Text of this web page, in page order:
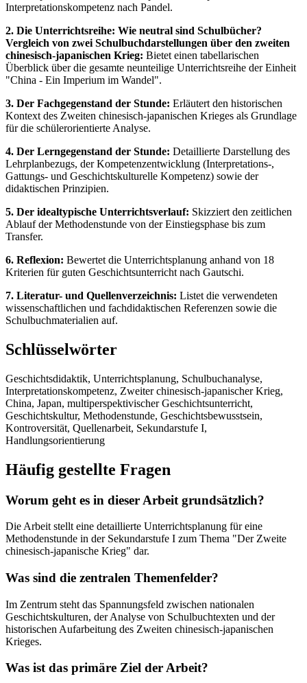
Interpretationskompetenz nach Pandel.
2. Die Unterrichtsreihe: Wie neutral sind Schulbücher?
Vergleich von zwei Schulbuchdarstellungen über den zweiten
chinesisch-japanischen Krieg: Bietet einen tabellarischen
Überblick über die gesamte neunteilige Unterrichtsreihe der Einheit
"China - Ein Imperium im Wandel".
3. Der Fachgegenstand der Stunde: Erläutert den historischen
Kontext des Zweiten chinesisch-japanischen Krieges als Grundlage
für die schülerorientierte Analyse.
4. Der Lerngegenstand der Stunde: Detaillierte Darstellung des
Lehrplanbezugs, der Kompetenzentwicklung (Interpretations-,
Gattungs- und Geschichtskulturelle Kompetenz) sowie der
didaktischen Prinzipien.
5. Der idealtypische Unterrichtsverlauf: Skizziert den zeitlichen
Ablauf der Methodenstunde von der Einstiegsphase bis zum
Transfer.
6. Reflexion: Bewertet die Unterrichtsplanung anhand von 18
Kriterien für guten Geschichtsunterricht nach Gautschi.
7. Literatur- und Quellenverzeichnis: Listet die verwendeten
wissenschaftlichen und fachdidaktischen Referenzen sowie die
Schulbuchmaterialien auf.
Schlüsselwörter
Geschichtsdidaktik, Unterrichtsplanung, Schulbuchanalyse,
Interpretationskompetenz, Zweiter chinesisch-japanischer Krieg,
China, Japan, multiperspektivischer Geschichtsunterricht,
Geschichtskultur, Methodenstunde, Geschichtsbewusstsein,
Kontroversität, Quellenarbeit, Sekundarstufe I,
Handlungsorientierung
Häufig gestellte Fragen
Worum geht es in dieser Arbeit grundsätzlich?
Die Arbeit stellt eine detaillierte Unterrichtsplanung für eine
Methodenstunde in der Sekundarstufe I zum Thema "Der Zweite
chinesisch-japanische Krieg" dar.
Was sind die zentralen Themenfelder?
Im Zentrum steht das Spannungsfeld zwischen nationalen
Geschichtskulturen, der Analyse von Schulbuchtexten und der
historischen Aufarbeitung des Zweiten chinesisch-japanischen
Krieges.
Was ist das primäre Ziel der Arbeit?